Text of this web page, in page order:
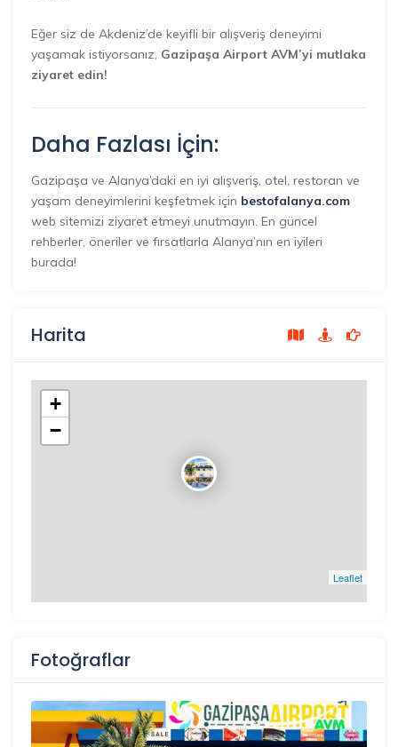
Eğer siz de Akdeniz’de keyifli bir alışveriş deneyimi
yaşamak istiyorsanız, Gazipaşa Airport AVM’yi mutlaka
ziyaret edin!
Daha Fazlası İçin:
Gazipaşa ve Alanya’daki en iyi alışveriş, otel, restoran ve
yaşam deneyimlerini keşfetmek için bestofalanya.com
web sitemizi ziyaret etmeyi unutmayın. En güncel
rehberler, öneriler ve fırsatlarla Alanya’nın en iyileri
burada!
Harita
+
−
Leaflet
Fotoğraflar